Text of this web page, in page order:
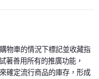
物車的情況下標記並收藏指
著善用所有的推廣功能，
確定流行商品的庫存，形成